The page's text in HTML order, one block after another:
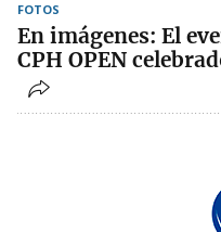
FOTOS
En imágenes: El
CPH OPEN